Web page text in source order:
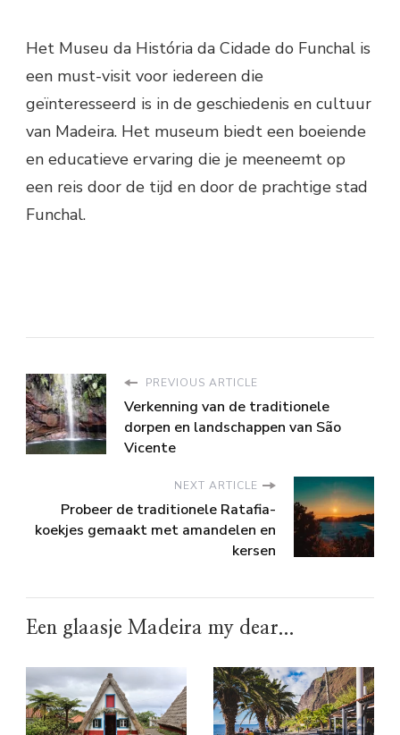
Het Museu da História da Cidade do Funchal is
een must-visit voor iedereen die
geïnteresseerd is in de geschiedenis en cultuur
van Madeira. Het museum biedt een boeiende
en educatieve ervaring die je meeneemt op
een reis door de tijd en door de prachtige stad
Funchal.
PREVIOUS ARTICLE
Verkenning van de traditionele
dorpen en landschappen van São
Vicente
NEXT ARTICLE
Probeer de traditionele Ratafia-
koekjes gemaakt met amandelen en
kersen
Een glaasje Madeira my dear...